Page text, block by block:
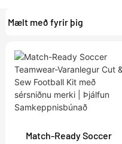
Mælt með fyrir þig
Match-Ready Soccer